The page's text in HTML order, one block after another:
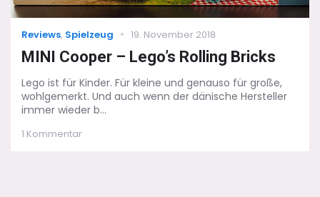
Categories
Reviews, Spielzeug
Posted
19. November 2018
MINI Cooper – Lego’s Rolling Bricks
Lego ist für Kinder. Für kleine und genauso für große,
wohlgemerkt. Und auch wenn der dänische Hersteller
immer wieder b...
1 Kommentarzu